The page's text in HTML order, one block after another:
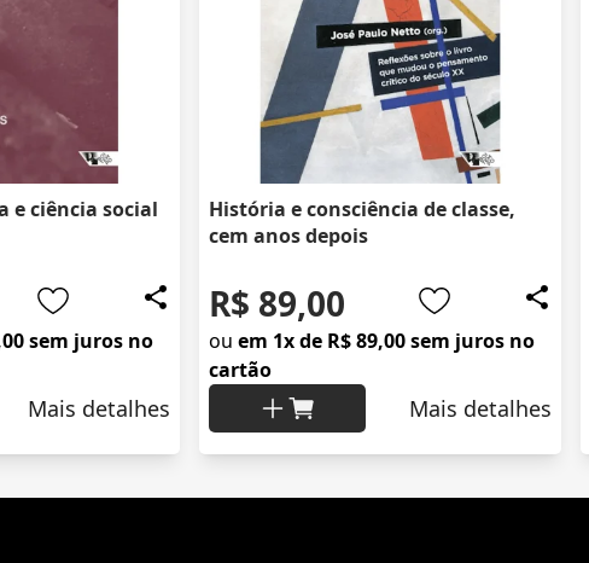
e ciência social
sem juros no
Mais detalhes
História e consciência de classe,
cem anos depois
R$ 89,00
ou em 1x de R$ 89,00 sem juros no
cartão
Mais detalhes